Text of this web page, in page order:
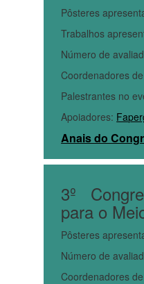
Pôsteres
Trabalhos
Número de
Coordenadores
Palestrantes no
Apoiadores:
Anais do
3º
para o
Pôsteres
Número de
Coordenadores